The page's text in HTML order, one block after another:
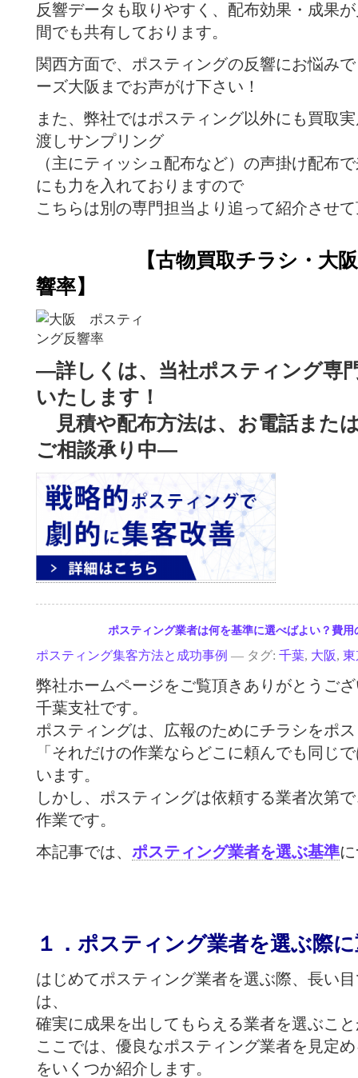
反響データも取りやすく、配布効果・成果
間でも共有しております。
関西方面で、ポスティングの反響にお悩み
ーズ大阪までお声がけ下さい！
また、弊社ではポスティング以外にも買取
渡しサンプリング
（主にティッシュ配布など）の声掛け配布
にも力を入れておりますので
こちらは別の専門担当より追って紹介させ
【古物買取チラシ・大阪の
響率】
—詳しくは、当社ポスティング専
いたします！
見積や配布方法は、お電話また
ご相談承り中—
ポスティング業者は何を基準に選べばよい？費
ポスティング集客方法と成功事例 — タグ: 千葉, 大阪, 東
弊社ホームページをご覧頂きありがとうご
千葉支社です。
ポスティングは、広報のためにチラシをポ
「それだけの作業ならどこに頼んでも同じ
います。
しかし、ポスティングは依頼する業者次第
作業です。
本記事では、 ポスティング業者を選ぶ基準
１．ポスティング業者を選ぶ際
は じめてポスティング業者を選ぶ際、長い
は、
確実に成果を出してもらえる業者を選ぶこ
ここでは、優良なポスティング業者を見定
をいくつか紹介します。